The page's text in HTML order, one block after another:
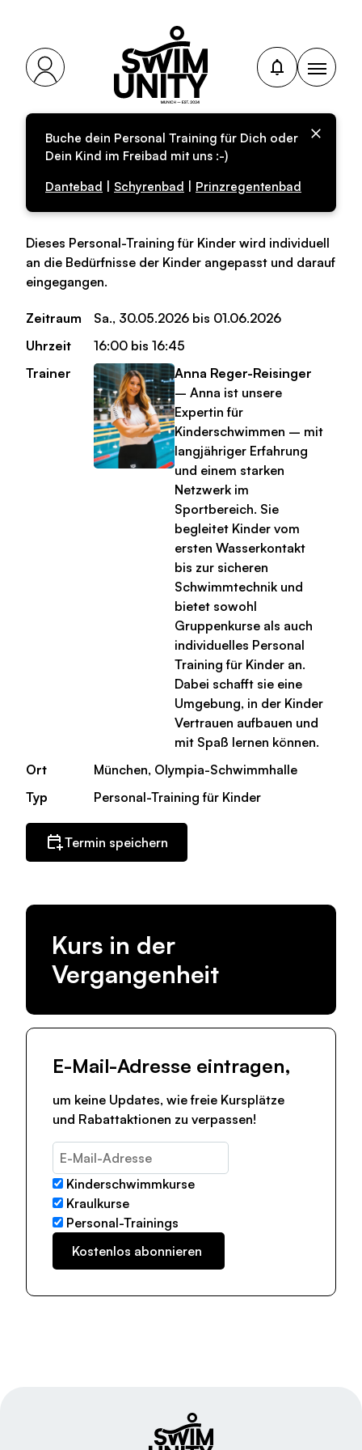
Buche dein Personal Training für Dich oder
Dein Kind im Freibad mit uns :-)
Dantebad
Schyrenbad Prinzregentenbad
Personal-Training für
Kinder (Anfänger)
Dieses Personal-Training für Kinder wird individuell
an die Bedürfnisse der Kinder angepasst und darauf
eingegangen.
Zeitraum
Sa., 30.05.2026 bis 01.06.2026
Uhrzeit
16:00 bis 16:45
Trainer
Anna Reger-Reisinger
– Anna ist unsere
Expertin für
Kinderschwimmen – mit
langjähriger Erfahrung
und einem starken
Netzwerk im
Sportbereich. Sie
begleitet Kinder vom
ersten Wasserkontakt
bis zur sicheren
Schwimmtechnik und
bietet sowohl
Gruppenkurse als auch
individuelles Personal
Training für Kinder an.
Dabei schafft sie eine
Umgebung, in der Kinder
Vertrauen aufbauen und
mit Spaß lernen können.
Ort
München, Olympia-Schwimmhalle
Typ
Personal-Training für Kinder
Termin speichern
Kurs in der
Vergangenheit
E-Mail-Adresse eintragen,
um keine Updates, wie freie Kursplätze
und Rabattaktionen zu verpassen!
Kinderschwimmkurse
Kraulkurse
Personal-Trainings